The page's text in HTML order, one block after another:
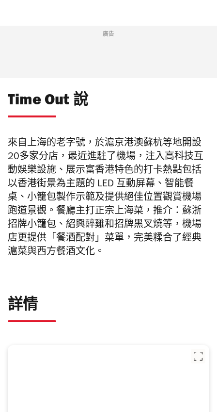
廣告
Time Out 說
來自上海的老字號，於滬京港澳蘇杭等地開設
20多家分店，最近進駐了機場，注入高科技互
動娛樂設施、展示富香港特色的打卡熱點包括
以香港街景為主題的 LED 互動屏幕、智能餐
桌、小籠包製作示範及提供絕佳位置觀賞機場
跑道景觀。餐廳主打正宗上海菜，推介：蘇浙
招牌小籠包、紹興醉雞和招牌黑叉燒等，機場
店更提供「餐酒配對」菜單，完美糅合了經典
滬菜與西方餐酒文化。
詳情